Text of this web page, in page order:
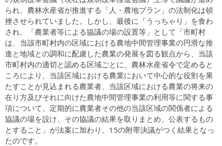
られ、農林水産省が推進する「人・農地プラン」の法制化は頓
挫させられていました。しかし、最後に「うっちゃり」を食わ
され、「農業者等による協議の場の設置等」として「市町村
は、当該市町村内の区域における農地中間管理事業の円滑な推
進と地域との調和に配慮した農業の発展を図る観点から、当該
市町村内の適切と認める区域ごとに、農林水産省令で定めると
ころにより、当該区域における農業において中心的な役割を果
たすことが見込まれる農業者、当該区域における農業の将来の
在り方及びそれに向けた農地中間管理事業の利用等に関する事
項について、定期的に農業者その他の当該区域の関係者による
協議の場を設け、その協議の結果を取りまとめ、公表するもの
とすること」が法案に加わり、15の附帯決議がつく結果となっ
たのです。